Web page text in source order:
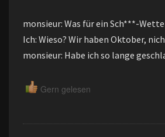
monsieur: Was für ein Sch***-
Ich: Wieso? Wir haben Oktober,
monsieur: Habe ich so lange
Gern gelesen